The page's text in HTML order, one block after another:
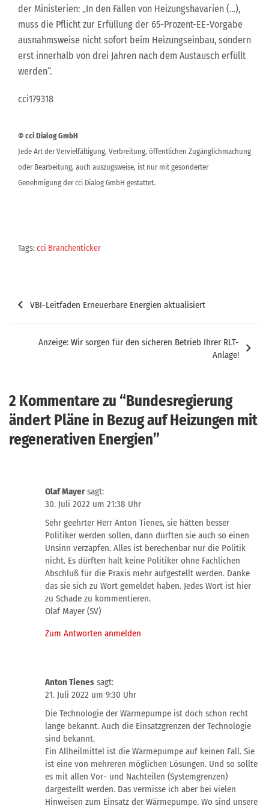
der Ministerien: „In den Fällen von Heizungshavarien (…),
muss die Pflicht zur Erfüllung der 65-Prozent-EE-Vorgabe
ausnahmsweise nicht sofort beim Heizungseinbau, sondern
erst innerhalb von drei Jahren nach dem Austausch erfüllt
werden“.
cci179318
© cci Dialog GmbH
Jede Art der Vervielfältigung, Verbreitung, öffentlichen Zugänglichmachung
oder Bearbeitung, auch auszugsweise, ist nur mit gesonderter
Genehmigung der cci Dialog GmbH gestattet.
Tags:cci Branchenticker
Beitragsnavigation
VBI-Leitfaden Erneuerbare Energien aktualisiert
Anzeige: Wir sorgen für den sicheren Betrieb Ihrer RLT-
Anlage!
2 Kommentare zu “Bundesregierung
ändert Pläne in Bezug auf Heizungen mit
regenerativen Energien”
Olaf Mayer sagt:
30. Juli 2022 um 21:38 Uhr
Sehr geehrter Herr Anton Tienes, sie hätten besser
Politiker werden sollen, dann dürften sie auch so einen
Unsinn verzapfen. Alles ist berechenbar nur die Politik
nicht. Es dürften halt keine Politiker ohne Fachlichen
Abschluß für die Praxis mehr aufgestellt werden. Danke
das sie sich zu Wort gemeldet haben. Jedes Wort ist hier
zu Schade zu kommentieren.
Olaf Mayer (SV)
Zum Antworten anmelden
Anton Tienes sagt:
21. Juli 2022 um 9:30 Uhr
Die Technologie der Wärmepumpe ist doch schon recht
lange bekannt. Auch die Einsatzgrenzen der Technologie
sind bekannt.
Ein Allheilmittel ist die Wärmepumpe auf keinen Fall. Sie
ist eine von mehreren möglichen Lösungen. Und so sollte
es mit allen Vor- und Nachteilen (Systemgrenzen)
dargestellt werden. Das vermisse ich aber bei vielen
Hinweisen zum Einsatz der Wärmepumpe. Wo sind unsere